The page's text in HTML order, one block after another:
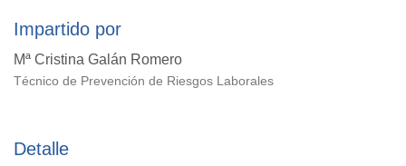
Impartido por
Mª Cristina Galán Romero
Técnico de Prevención de Riesgos Laborales
Detalle